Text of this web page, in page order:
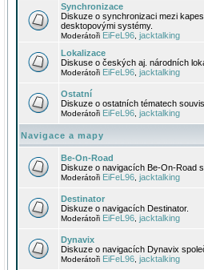
Synchronizace
Diskuze o synchronizaci mezi
desktopovými systémy.
Moderátoři EiFeL96 jacktalking
Lokalizace
Diskuse o českých aj. národních
Moderátoři EiFeL96 jacktalking
Ostatní
Diskuze o ostatních tématech
Moderátoři EiFeL96 jacktalking
Navigace a mapy
Be-On-Road
Diskuze o navigacích Be-On-Road
Moderátoři EiFeL96 jacktalking
Destinator
Diskuze o navigacích Destinator.
Moderátoři EiFeL96 jacktalking
Dynavix
Diskuze o navigacích Dynavix
Moderátoři EiFeL96 jacktalking